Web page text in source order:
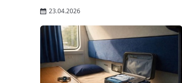
23.04.2026